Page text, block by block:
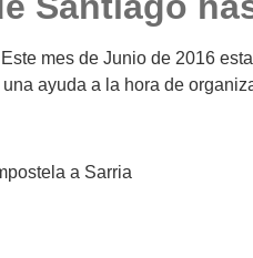
mes de Junio de 2016
ayuda a la hora de
a Sarria